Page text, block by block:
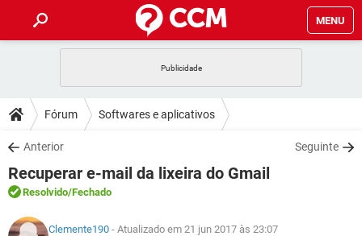
MENU
CELULAR FACEBOOK
OUTLOOK
INSTAGRAM GMAIL
GUIA DE COMPRAS
DICAS
JOGOS WHATSAPP
OUTLOOK
INSTAGRAM
DOWNLOADS
JOGOS WHATSAPP
CELULAR
OUTLOOK EXCEL
FÓRUM
JOGOS
GLOSSÁRIO
Fórum Softwares e aplicativos
Anterior Seguinte
Recuperar e-mail da lixeira do Gmail
Resolvido/Fechado
Clemente190 - Atualizado em 21 jun 2017 às 23:07